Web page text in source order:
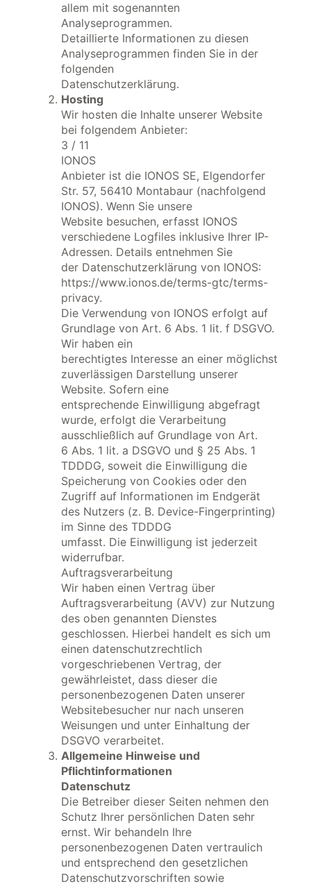
allem mit sogenannten
Analyseprogrammen.
Detaillierte Informationen zu diesen
Analyseprogrammen finden Sie in der
folgenden
Datenschutzerklärung.
Hosting
Wir hosten die Inhalte unserer Website
bei folgendem Anbieter:
3 / 11
IONOS
Anbieter ist die IONOS SE, Elgendorfer
Str. 57, 56410 Montabaur (nachfolgend
IONOS). Wenn Sie unsere
Website besuchen, erfasst IONOS
verschiedene Logfiles inklusive Ihrer IP-
Adressen. Details entnehmen Sie
der Datenschutzerklärung von IONOS:
https://www.ionos.de/terms-gtc/terms-
privacy.
Die Verwendung von IONOS erfolgt auf
Grundlage von Art. 6 Abs. 1 lit. f DSGVO.
Wir haben ein
berechtigtes Interesse an einer möglichst
zuverlässigen Darstellung unserer
Website. Sofern eine
entsprechende Einwilligung abgefragt
wurde, erfolgt die Verarbeitung
ausschließlich auf Grundlage von Art.
6 Abs. 1 lit. a DSGVO und § 25 Abs. 1
TDDDG, soweit die Einwilligung die
Speicherung von Cookies oder den
Zugriff auf Informationen im Endgerät
des Nutzers (z. B. Device-Fingerprinting)
im Sinne des TDDDG
umfasst. Die Einwilligung ist jederzeit
widerrufbar.
Auftragsverarbeitung
Wir haben einen Vertrag über
Auftragsverarbeitung (AVV) zur Nutzung
des oben genannten Dienstes
geschlossen. Hierbei handelt es sich um
einen datenschutzrechtlich
vorgeschriebenen Vertrag, der
gewährleistet, dass dieser die
personenbezogenen Daten unserer
Websitebesucher nur nach unseren
Weisungen und unter Einhaltung der
DSGVO verarbeitet.
Allgemeine Hinweise und
Pflichtinformationen
Datenschutz
Die Betreiber dieser Seiten nehmen den
Schutz Ihrer persönlichen Daten sehr
ernst. Wir behandeln Ihre
personenbezogenen Daten vertraulich
und entsprechend den gesetzlichen
Datenschutzvorschriften sowie